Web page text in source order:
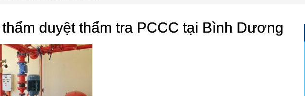
duyệt thẩm tra PCCC tại Bình Dương